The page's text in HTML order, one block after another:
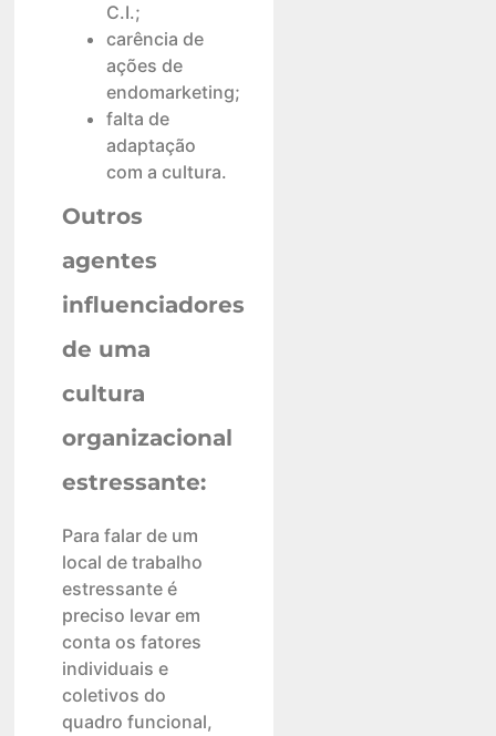
C.I.;
carência de
ações de
endomarketing;
falta de
adaptação
com a cultura.
Outros
agentes
influenciadores
de uma
cultura
organizacional
estressante:
Para falar de um
local de trabalho
estressante é
preciso levar em
conta os fatores
individuais e
coletivos do
quadro funcional,